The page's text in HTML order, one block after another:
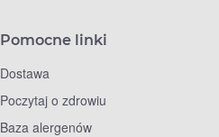
Pomocne linki
Dostawa
Poczytaj o zdrowiu
Baza alergenów